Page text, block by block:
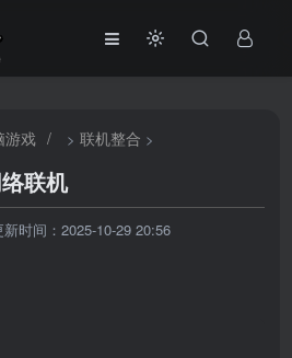
游戏 / >联机整合 >
联机
新时间：2025-10-29 20:56